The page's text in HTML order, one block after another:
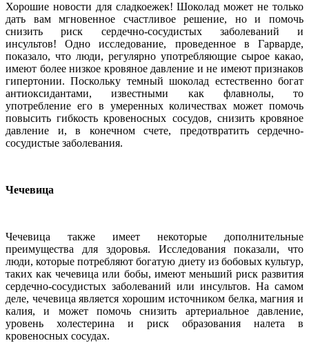
Хорошие новости для сладкоежек! Шоколад может не только
дать вам мгновенное счастливое решение, но и помочь
снизить риск сердечно-сосудистых заболеваний и
инсультов! Одно исследование, проведенное в Гарварде,
показало, что люди, регулярно употребляющие сырое какао,
имеют более низкое кровяное давление и не имеют признаков
гипертонии. Поскольку темный шоколад естественно богат
антиоксидантами, известными как флавнолы, то
употребление его в умеренных количествах может помочь
повысить гибкость кровеносных сосудов, снизить кровяное
давление и, в конечном счете, предотвратить сердечно-
сосудистые заболевания.
Чечевица
Чечевица также имеет некоторые дополнительные
преимущества для здоровья. Исследования показали, что
люди, которые потребляют богатую диету из бобовых культур,
таких как чечевица или бобы, имеют меньший риск развития
сердечно-сосудистых заболеваний или инсультов. На самом
деле, чечевица является хорошим источником белка, магния и
калия, и может помочь снизить артериальное давление,
уровень холестерина и риск образования налета в
кровеносных сосудах.